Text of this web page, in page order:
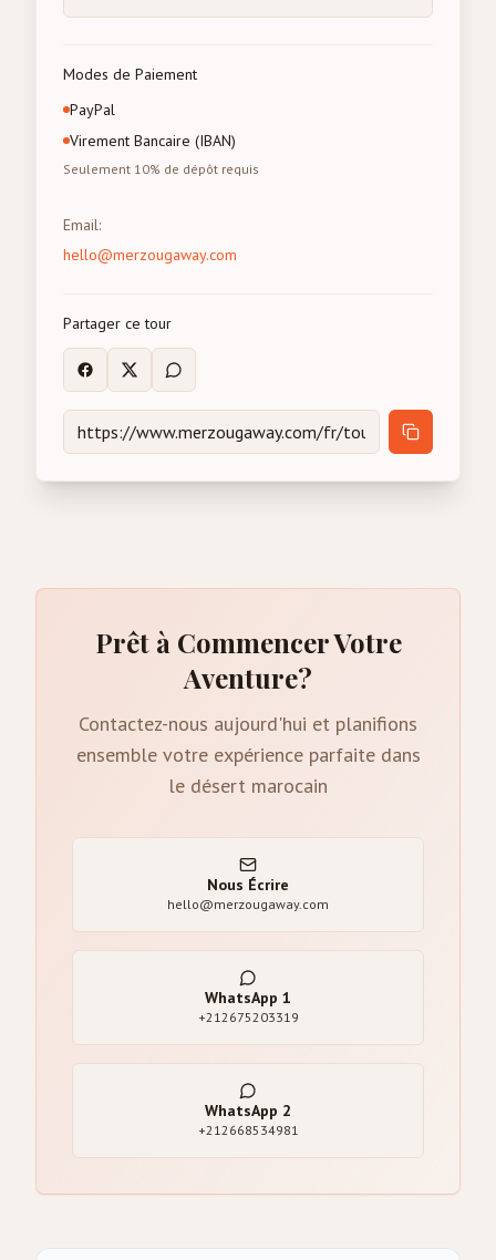
Modes de Paiement
PayPal
Virement Bancaire (IBAN)
Seulement 10% de dépôt requis
Email:
hello@merzougaway.com
Partager ce tour
Prêt à Commencer Votre
Aventure?
Contactez-nous aujourd'hui et planifions
ensemble votre expérience parfaite dans
le désert marocain
Nous Écrire
hello@merzougaway.com
WhatsApp 1
+212675203319
WhatsApp 2
+212668534981